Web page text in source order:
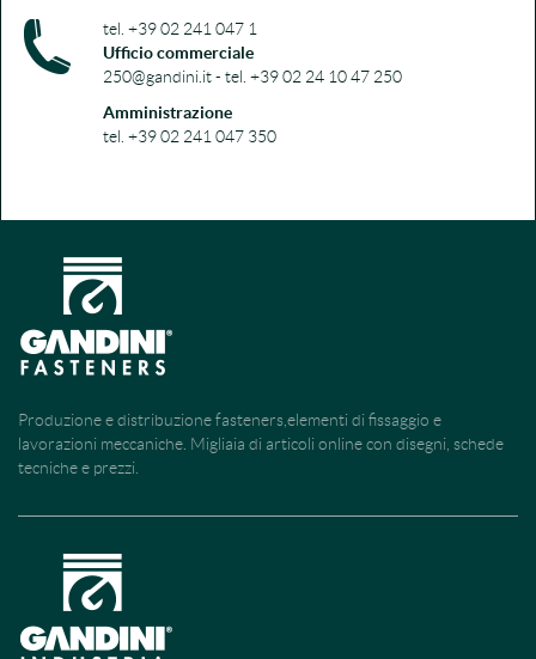
tel. +39 02 241 047 1
Ufficio commerciale
250@gandini.it - tel. +39 02 24 10 47 250
Amministrazione
tel. +39 02 241 047 350
Produzione e distribuzione fasteners,elementi di fissaggio e
lavorazioni meccaniche. Migliaia di articoli online con disegni, schede
tecniche e prezzi.